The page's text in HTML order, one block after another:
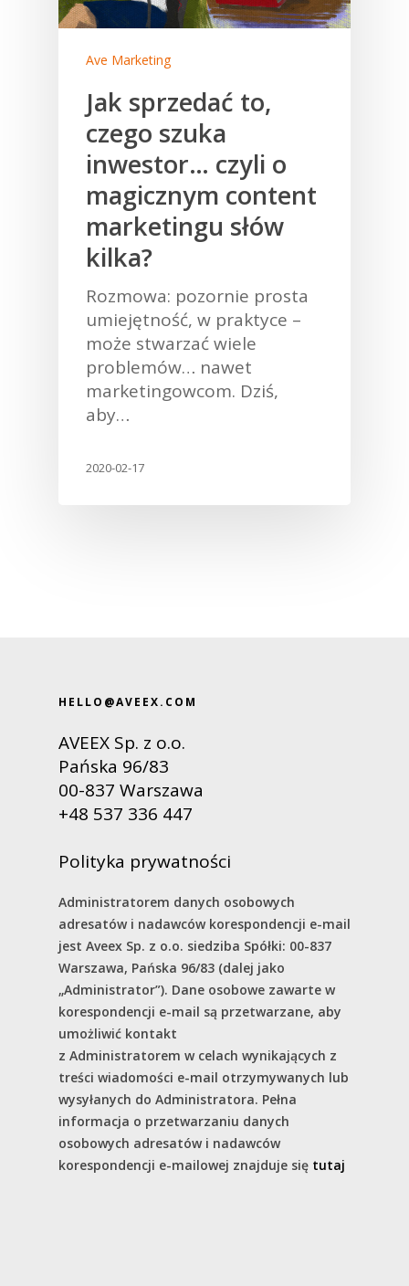
Ave Marketing
Jak sprzedać to,
czego szuka
inwestor… czyli o
magicznym content
marketingu słów
kilka?
Rozmowa: pozornie prosta
umiejętność, w praktyce –
może stwarzać wiele
problemów… nawet
marketingowcom. Dziś,
aby…
2020-02-17
HELLO@AVEEX.COM
AVEEX Sp. z o.o.
Pańska 96/83
00-837 Warszawa
+48 537 336 447
Polityka prywatności
Administratorem danych osobowych
adresatów i nadawców korespondencji e-mail
jest Aveex Sp. z o.o. siedziba Spółki: 00-837
Warszawa, Pańska 96/83 (dalej jako
„Administrator”). Dane osobowe zawarte w
korespondencji e-mail są przetwarzane, aby
umożliwić kontakt
z Administratorem w celach wynikających z
treści wiadomości e-mail otrzymywanych lub
wysyłanych do Administratora. Pełna
informacja o przetwarzaniu danych
osobowych adresatów i nadawców
korespondencji e-mailowej znajduje się tutaj
Kompetencje
Branding
Creative Design
Public Realtions
Creative Events
Video Production
Agencja
Dlaczego
Zespół
Klienci
Blog
hello@aveex.com